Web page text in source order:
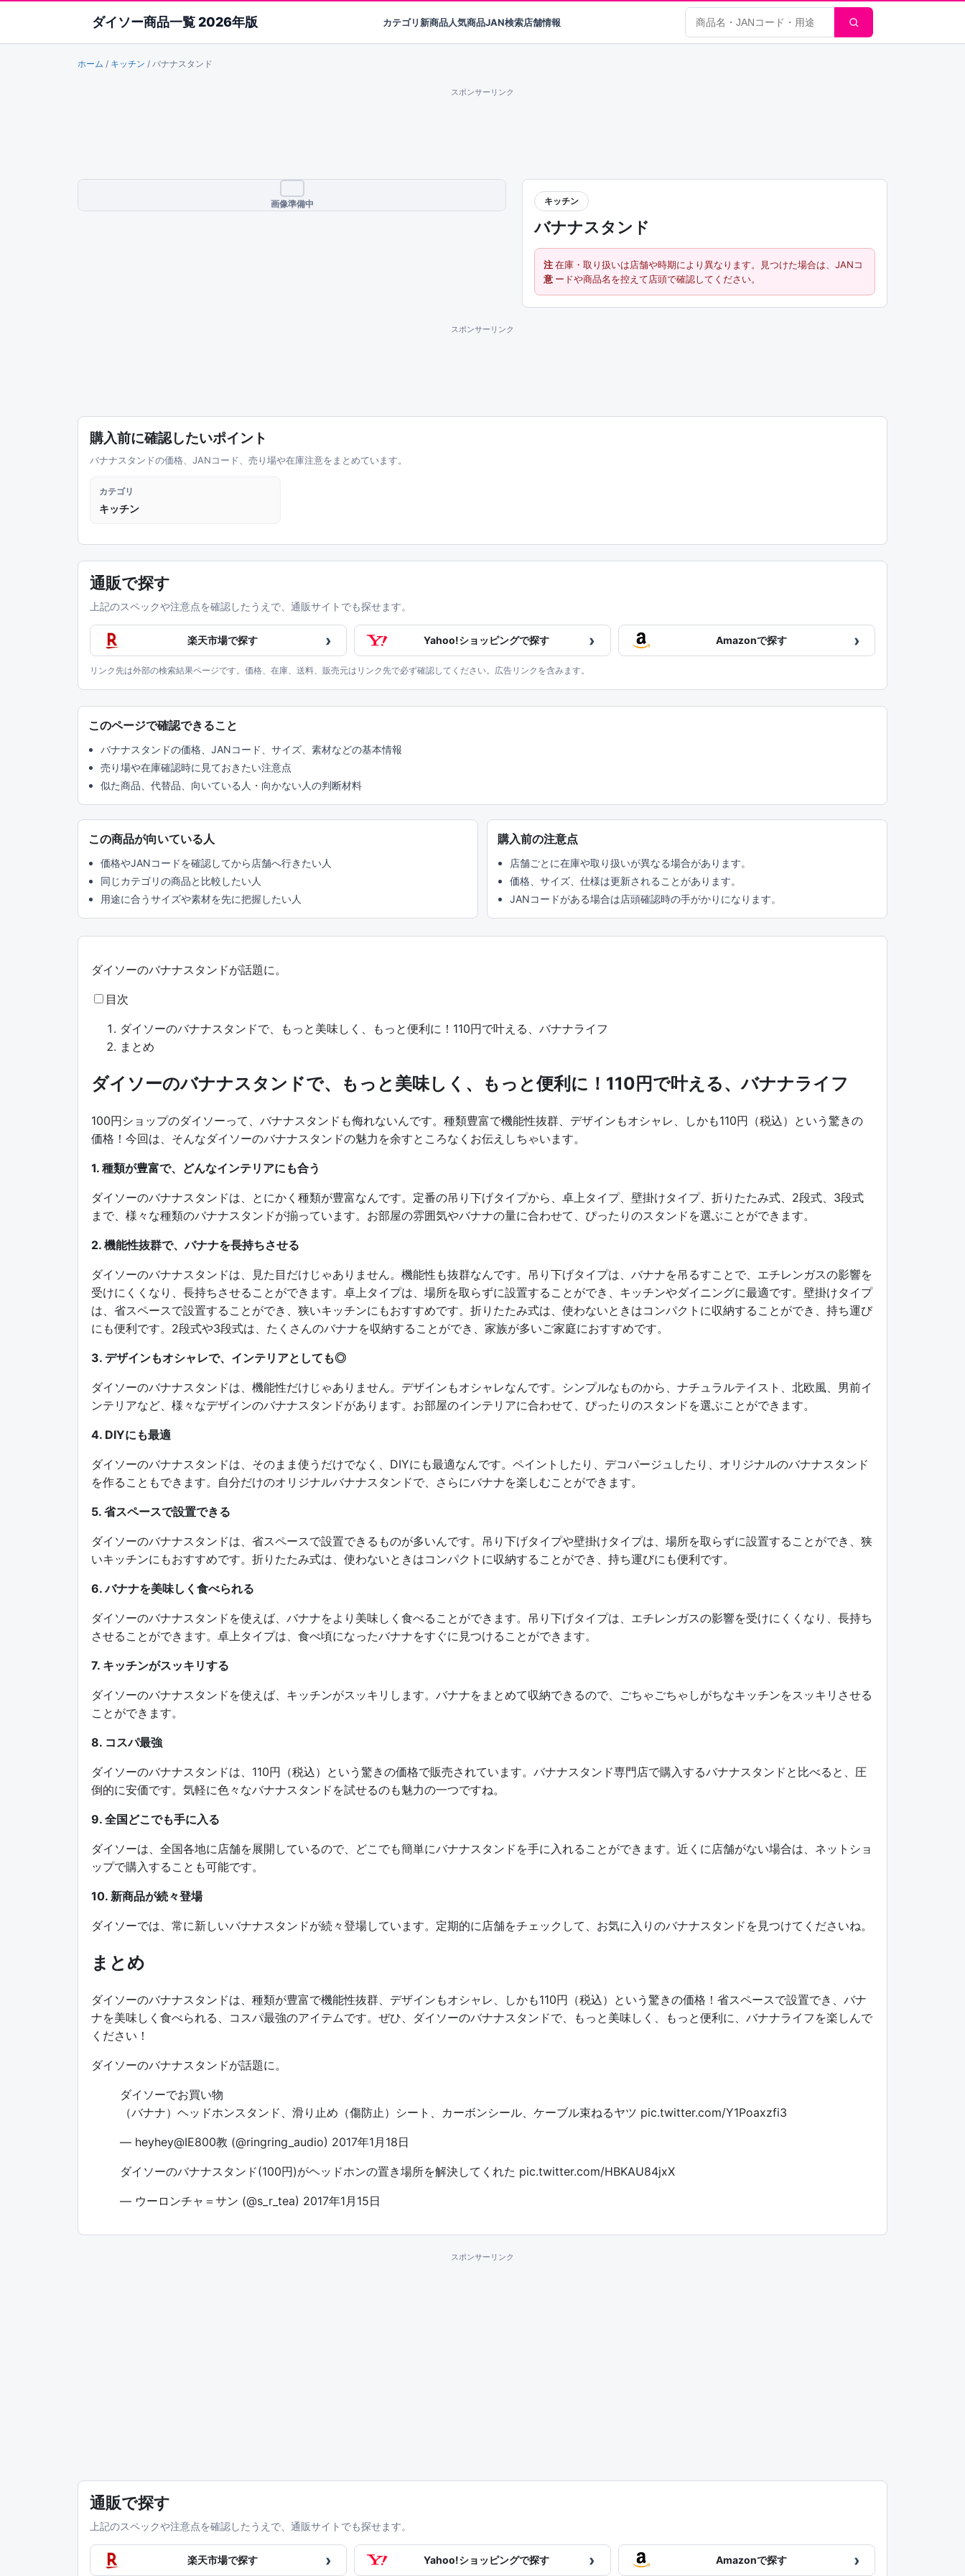
ダイソー商品一覧 2026年版 カテゴリ新商品人気商品JAN検索店舗情報 商品検索
ホーム / キッチン / バナナスタンド
スポンサーリンク
画像準備中 キッチン
バナナスタンド
注
意
在庫・取り扱いは店舗や時期により異なります。見つけた場合は、JANコ
ードや商品名を控えて店頭で確認してください。
スポンサーリンク
購入前に確認したいポイント
バナナスタンドの価格、JANコード、売り場や在庫注意をまとめています。
カテゴリ
キッチン
通販で探す
上記のスペックや注意点を確認したうえで、通販サイトでも探せます。
楽天市場で探す › Yahoo!ショッピングで探す › Amazonで探す ›
リンク先は外部の検索結果ページです。価格、在庫、送料、販売元はリンク先で必ず確認してください。広告リンクを含みます。
このページで確認できること
バナナスタンドの価格、JANコード、サイズ、素材などの基本情報
売り場や在庫確認時に見ておきたい注意点
似た商品、代替品、向いている人・向かない人の判断材料
この商品が向いている人
価格やJANコードを確認してから店舗へ行きたい人
同じカテゴリの商品と比較したい人
用途に合うサイズや素材を先に把握したい人
購入前の注意点
店舗ごとに在庫や取り扱いが異なる場合があります。
価格、サイズ、仕様は更新されることがあります。
JANコードがある場合は店頭確認時の手がかりになります。
ダイソーのバナナスタンドが話題に。
目次
ダイソーのバナナスタンドで、もっと美味しく、もっと便利に！110円で叶える、バナナライフ
まとめ
ダイソーのバナナスタンドで、もっと美味しく、もっと便利に！110円で叶える、バナナライフ
100円ショップのダイソーって、バナナスタンドも侮れないんです。種類豊富で機能性抜群、デザインもオシャレ、しかも110円（税込）という驚きの
価格！今回は、そんなダイソーのバナナスタンドの魅力を余すところなくお伝えしちゃいます。
1. 種類が豊富で、どんなインテリアにも合う
ダイソーのバナナスタンドは、とにかく種類が豊富なんです。定番の吊り下げタイプから、卓上タイプ、壁掛けタイプ、折りたたみ式、2段式、3段式
まで、様々な種類のバナナスタンドが揃っています。お部屋の雰囲気やバナナの量に合わせて、ぴったりのスタンドを選ぶことができます。
2. 機能性抜群で、バナナを長持ちさせる
ダイソーのバナナスタンドは、見た目だけじゃありません。機能性も抜群なんです。吊り下げタイプは、バナナを吊るすことで、エチレンガスの影響を
受けにくくなり、長持ちさせることができます。卓上タイプは、場所を取らずに設置することができ、キッチンやダイニングに最適です。壁掛けタイプ
は、省スペースで設置することができ、狭いキッチンにもおすすめです。折りたたみ式は、使わないときはコンパクトに収納することができ、持ち運び
にも便利です。2段式や3段式は、たくさんのバナナを収納することができ、家族が多いご家庭におすすめです。
3. デザインもオシャレで、インテリアとしても◎
ダイソーのバナナスタンドは、機能性だけじゃありません。デザインもオシャレなんです。シンプルなものから、ナチュラルテイスト、北欧風、男前イ
ンテリアなど、様々なデザインのバナナスタンドがあります。お部屋のインテリアに合わせて、ぴったりのスタンドを選ぶことができます。
4. DIYにも最適
ダイソーのバナナスタンドは、そのまま使うだけでなく、DIYにも最適なんです。ペイントしたり、デコパージュしたり、オリジナルのバナナスタンド
を作ることもできます。自分だけのオリジナルバナナスタンドで、さらにバナナを楽しむことができます。
5. 省スペースで設置できる
ダイソーのバナナスタンドは、省スペースで設置できるものが多いんです。吊り下げタイプや壁掛けタイプは、場所を取らずに設置することができ、狭
いキッチンにもおすすめです。折りたたみ式は、使わないときはコンパクトに収納することができ、持ち運びにも便利です。
6. バナナを美味しく食べられる
ダイソーのバナナスタンドを使えば、バナナをより美味しく食べることができます。吊り下げタイプは、エチレンガスの影響を受けにくくなり、長持ち
させることができます。卓上タイプは、食べ頃になったバナナをすぐに見つけることができます。
7. キッチンがスッキリする
ダイソーのバナナスタンドを使えば、キッチンがスッキリします。バナナをまとめて収納できるので、ごちゃごちゃしがちなキッチンをスッキリさせる
ことができます。
8. コスパ最強
ダイソーのバナナスタンドは、110円（税込）という驚きの価格で販売されています。バナナスタンド専門店で購入するバナナスタンドと比べると、圧
倒的に安価です。気軽に色々なバナナスタンドを試せるのも魅力の一つですね。
9. 全国どこでも手に入る
ダイソーは、全国各地に店舗を展開しているので、どこでも簡単にバナナスタンドを手に入れることができます。近くに店舗がない場合は、ネットショ
ップで購入することも可能です。
10. 新商品が続々登場
ダイソーでは、常に新しいバナナスタンドが続々登場しています。定期的に店舗をチェックして、お気に入りのバナナスタンドを見つけてくださいね。
まとめ
ダイソーのバナナスタンドは、種類が豊富で機能性抜群、デザインもオシャレ、しかも110円（税込）という驚きの価格！省スペースで設置でき、バナ
ナを美味しく食べられる、コスパ最強のアイテムです。ぜひ、ダイソーのバナナスタンドで、もっと美味しく、もっと便利に、バナナライフを楽しんで
ください！
ダイソーのバナナスタンドが話題に。
ダイソーでお買い物
（バナナ）ヘッドホンスタンド、滑り止め（傷防止）シート、カーボンシール、ケーブル束ねるヤツ pic.twitter.com/Y1Poaxzfi3
— heyhey@IE800教 (@ringring_audio) 2017年1月18日
ダイソーのバナナスタンド(100円)がヘッドホンの置き場所を解決してくれた pic.twitter.com/HBKAU84jxX
— ウーロンチャ＝サン (@s_r_tea) 2017年1月15日
スポンサーリンク
通販で探す
上記のスペックや注意点を確認したうえで、通販サイトでも探せます。
楽天市場で探す › Yahoo!ショッピングで探す › Amazonで探す ›